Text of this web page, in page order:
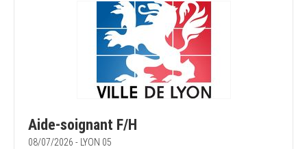
Aide-soignant F/H
08/07/2026 - LYON 05